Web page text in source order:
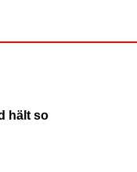
hält so